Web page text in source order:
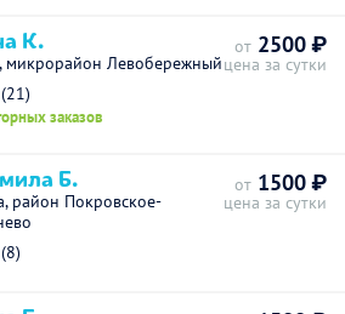
К.
микрорайон Левобережный
(21)
заказов
от 2500 ₽
цена за сутки
Б.
район Покровское-
(8)
от 1500 ₽
цена за сутки